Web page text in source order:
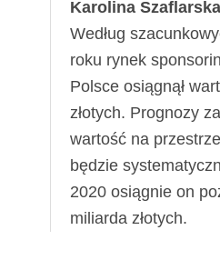
Karolina Szaflarska
Według
roku rynek
Polsce osiągnął
złotych. Prognozy
wartość na
będzie
2020 osiągnie on
miliarda złotych.